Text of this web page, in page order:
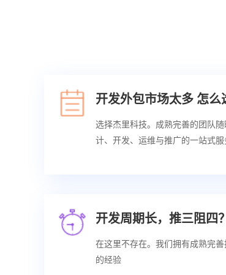
开发外包市场太多 怎么
选择杰里科技。成熟完善的团队
计、开发、运维与推广的一站式服
开发周期长，推三阻四？
在这里不存在。我们拥有成熟完
的经验